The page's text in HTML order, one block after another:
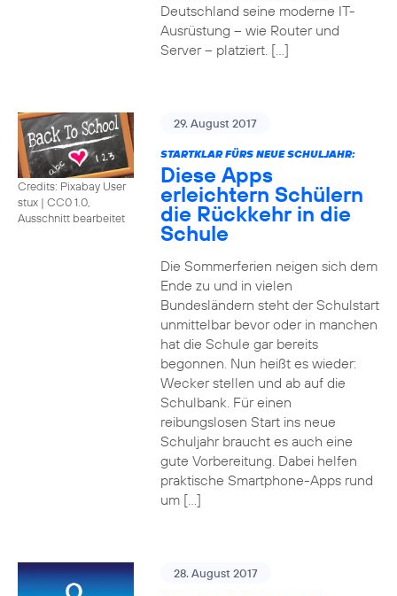
Deutschland seine moderne IT-
Ausrüstung – wie Router und
Server – platziert. […]
Credits: Pixabay User
stux | CC0 1.0,
Ausschnitt bearbeitet
29. August 2017
STARTKLAR FÜRS NEUE SCHULJAHR:
Diese Apps
erleichtern Schülern
die Rückkehr in die
Schule
Die Sommerferien neigen sich dem
Ende zu und in vielen
Bundesländern steht der Schulstart
unmittelbar bevor oder in manchen
hat die Schule gar bereits
begonnen. Nun heißt es wieder:
Wecker stellen und ab auf die
Schulbank. Für einen
reibungslosen Start ins neue
Schuljahr braucht es auch eine
gute Vorbereitung. Dabei helfen
praktische Smartphone-Apps rund
um […]
28. August 2017